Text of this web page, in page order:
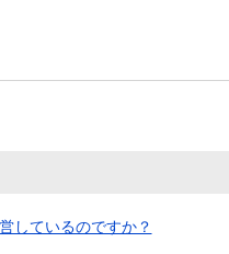
しているのですか？